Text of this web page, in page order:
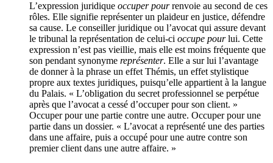
L’expression juridique occuper pourrenvoie au second de ces
rôles. Elle signifie représenter un plaideur en justice, défendre
sa cause. Le conseiller juridique ou l’avocat qui assure devant
le tribunal la représentation de celui-ci occupe pourlui. Cette
expression n’est pas vieillie, mais elle est moins fréquente que
son pendant synonyme représenter. Elle a sur lui l’avantage
de donner à la phrase un effet Thémis, un effet stylistique
propre aux textes juridiques, puisqu’elle appartient à la langue
du Palais. « L’obligation du secret professionnel se perpétue
après que l’avocat a cessé d’occuper pour son client. »
Occuper pour une partie contre une autre. Occuper pour une
partie dans un dossier. « L’avocat a représenté une des parties
dans une affaire, puis a occupé pour une autre contre son
premier client dans une autre affaire. »